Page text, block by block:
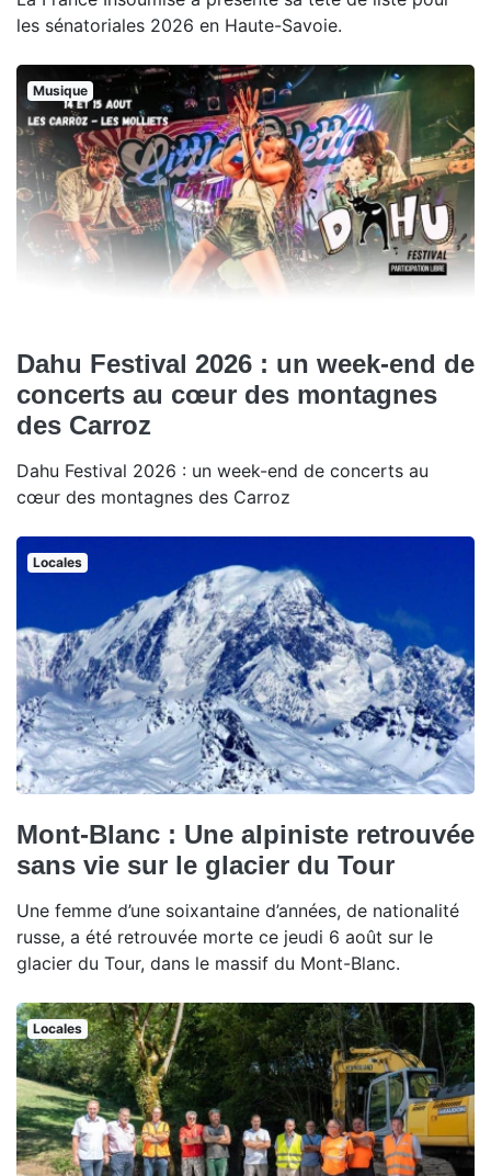
les sénatoriales 2026 en Haute-Savoie.
Musique
Dahu Festival 2026 : un week-end de
concerts au cœur des montagnes
des Carroz
Dahu Festival 2026 : un week-end de concerts au
cœur des montagnes des Carroz
Locales
Mont-Blanc : Une alpiniste retrouvée
sans vie sur le glacier du Tour
Une femme d’une soixantaine d’années, de nationalité
russe, a été retrouvée morte ce jeudi 6 août sur le
glacier du Tour, dans le massif du Mont-Blanc.
Locales